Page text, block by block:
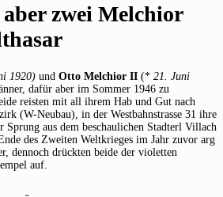
zwei Melchior
1920) und Otto Melchior II (* 21. Juni
dafür aber im Sommer 1946 zu
reisten mit all ihrem Hab und Gut nach
(W-Neubau), in der Westbahnstrasse 31 ihre
Sprung aus dem beschaulichen Stadterl Villach
des Zweiten Weltkrieges im Jahr zuvor arg
dennoch drückten beide der violetten
auf.